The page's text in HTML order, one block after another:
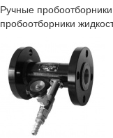
Ручные
пробоотборники